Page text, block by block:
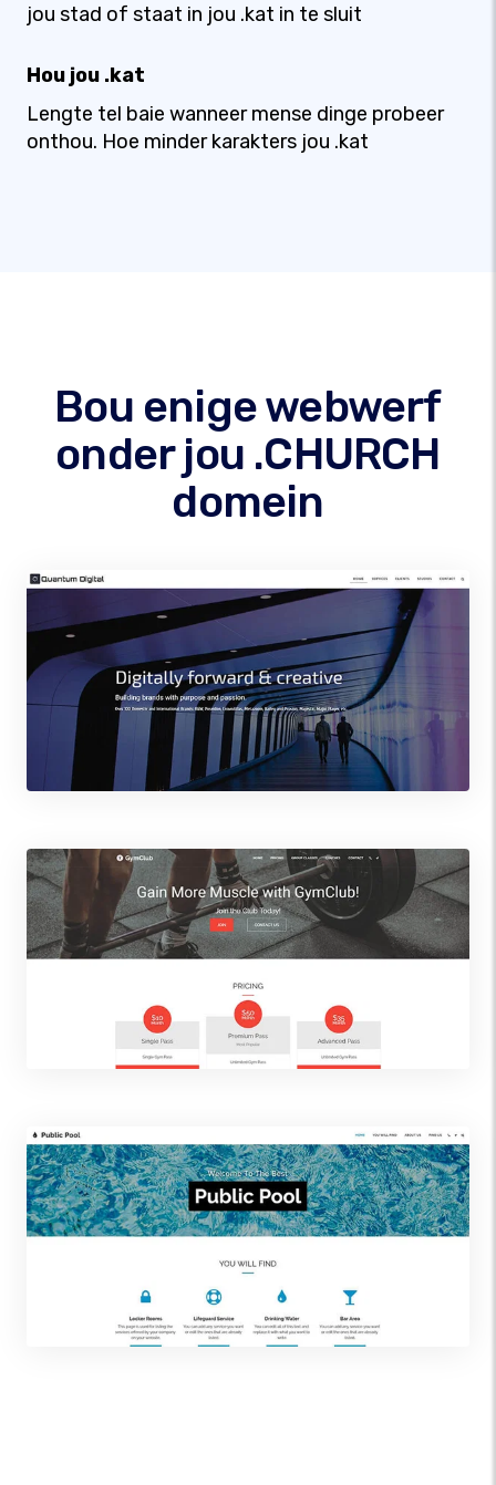
jou stad of staat in jou .kat in te sluit
Hou jou .kat
Lengte tel baie wanneer mense dinge probeer
onthou. Hoe minder karakters jou .kat
Bou enige webwerf
onder jou .CHURCH
domein